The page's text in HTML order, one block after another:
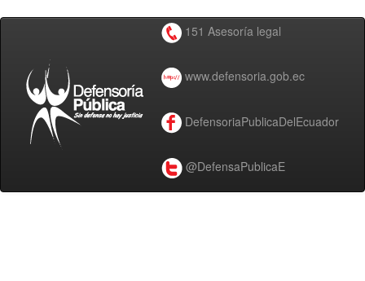
151 Asesoría legal
www.defensoria.gob.ec
DefensoriaPublicaDelEcuador
@DefensaPublicaE